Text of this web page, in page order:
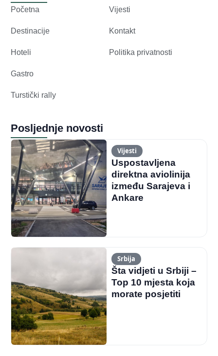
Početna
Destinacije
Hoteli
Gastro
Turstički rally
Vijesti
Kontakt
Politika privatnosti
Posljednje novosti
Vijesti
Uspostavljena
direktna aviolinija
između Sarajeva i
Ankare
Srbija
Šta vidjeti u Srbiji –
Top 10 mjesta koja
morate posjetiti